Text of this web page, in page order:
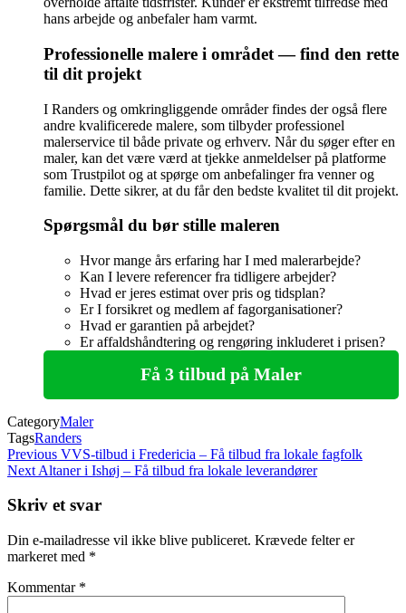
hans arbejde og anbefaler ham varmt.
Professionelle malere i området — find den rette
til dit projekt
I Randers og omkringliggende områder findes der også flere
andre kvalificerede malere, som tilbyder professionel
malerservice til både private og erhverv. Når du søger efter en
maler, kan det være værd at tjekke anmeldelser på platforme
som Trustpilot og at spørge om anbefalinger fra venner og
familie. Dette sikrer, at du får den bedste kvalitet til dit projekt.
Spørgsmål du bør stille maleren
Hvor mange års erfaring har I med malerarbejde?
Kan I levere referencer fra tidligere arbejder?
Hvad er jeres estimat over pris og tidsplan?
Er I forsikret og medlem af fagorganisationer?
Hvad er garantien på arbejdet?
Er affaldshåndtering og rengøring inkluderet i prisen?
Få 3 tilbud på Maler
CategoryMaler
TagsRanders
Indlægsnavigation
Previous
Post
Previous VVS-tilbud i Fredericia – Få tilbud fra lokale fagfolk
Next
Next Altaner i Ishøj – Få tilbud fra lokale leverandører
Skriv et svar
Din e-mailadresse vil ikke blive publiceret. Krævede felter er
markeret med *
Kommentar *